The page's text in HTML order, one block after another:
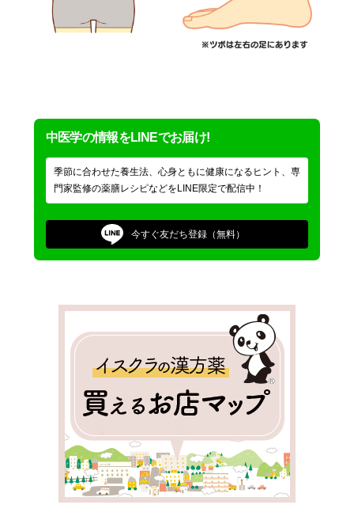
中医学の情報をLINEでお届け!
季節に合わせた養生法、心身ともに健康になるヒント、専
門家監修の薬膳レシピなどをLINE限定で配信中！
今すぐ友だち登録（無料）